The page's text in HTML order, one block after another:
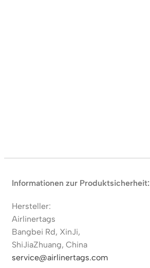
Informationen zur Produktsicherheit:
Hersteller:
Airlinertags
Bangbei Rd, XinJi,
ShiJiaZhuang, China
service@airlinertags.com